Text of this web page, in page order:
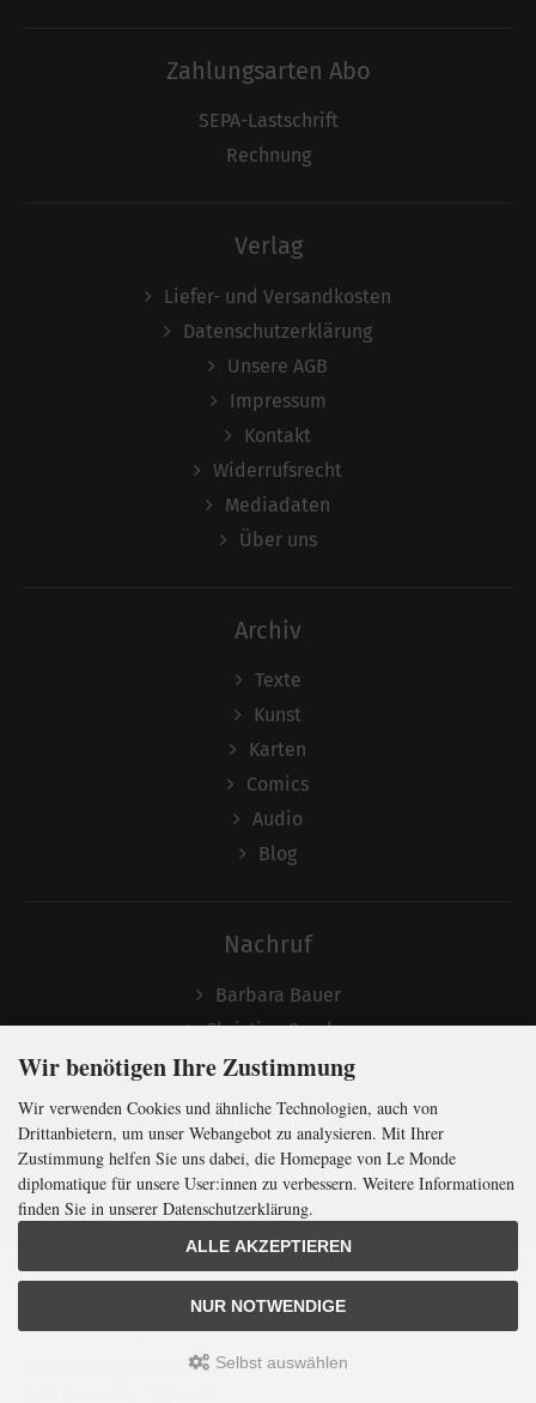
mit der weltweitgrößten
MonatszeitungfürinternationalePolitik
Jetzt das Digi-Abo testen:
Zahlungsarten Abo
SEPA-Lastschrift
Rechnung
Verlag
Liefer- und Versandkosten
Datenschutzerklärung
Unsere AGB
Impressum
Kontakt
Widerrufsrecht
Mediadaten
Über uns
Archiv
Texte
Kunst
Karten
Comics
Audio
Blog
Nachruf
Barbara Bauer
Christian Semler
Folgen
LMd © 2026 | Template © 2009-2026 bymodified eCommerce Shopsoftware
Wir benötigen Ihre Zustimmung
Wir verwenden Cookies und ähnliche Technologien, auch von
Drittanbietern, um unser Webangebot zu analysieren. Mit Ihrer
Zustimmung helfen Sie uns dabei, die Homepage von Le Monde
diplomatique für unsere User:innen zu verbessern. Weitere Informationen
finden Sie in unserer Datenschutzerklärung.
ALLE AKZEPTIEREN
NUR NOTWENDIGE
Selbst auswählen